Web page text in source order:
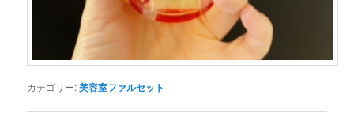
カテゴリー:美容室ファルセット